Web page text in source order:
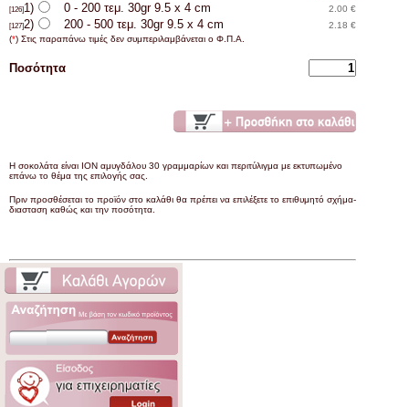
[126] 1) 0 - 200 τεμ. 30gr 9.5 x 4 cm 2.00 €
[127]2) 200 - 500 τεμ. 30gr 9.5 x 4 cm
2.18 €
(*) Στις παραπάνω τιμές δεν συμπεριλαμβάνεται ο Φ.Π.Α.
Ποσότητα
Η σοκολάτα είναι ΙΟΝ αμυγδάλου 30 γραμμαρίων και περιτύλιγμα με εκτυπωμένο
επάνω το θέμα της επιλογής σας.
Πριν προσθέσεται το προϊόν στο καλάθι θα πρέπει να επιλέξετε το επιθυμητό σχήμα-
διασταση καθώς και την ποσότητα.